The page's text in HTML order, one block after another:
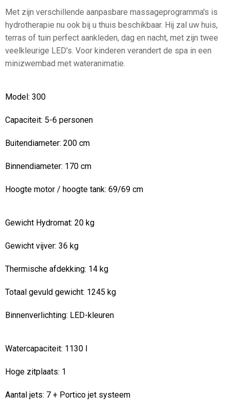
Met zijn verschillende aanpasbare massageprogramma's is
hydrotherapie nu ook bij u thuis beschikbaar. Hij zal uw huis,
terras of tuin perfect aankleden, dag en nacht, met zijn twee
veelkleurige LED's. Voor kinderen verandert de spa in een
minizwembad met wateranimatie.
Model: 300
Capaciteit: 5-6 personen
Buitendiameter: 200 cm
Binnendiameter: 170 cm
Hoogte motor / hoogte tank: 69/69 cm
Gewicht Hydromat: 20 kg
Gewicht vijver: 36 kg
Thermische afdekking: 14 kg
Totaal gevuld gewicht: 1245 kg
Binnenverlichting: LED-kleuren
Watercapaciteit: 1130 l
Hoge zitplaats: 1
Aantal jets: 7 + Portico jet systeem